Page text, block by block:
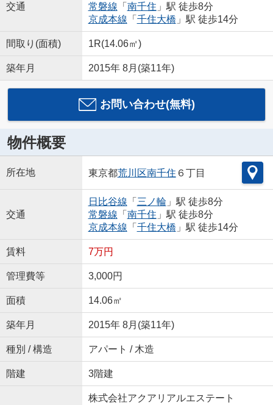
交通
常磐線 「 南千住 」駅 徒歩8分
京成本線 「 千住大橋 」駅 徒歩14分
間取り(面積) 1R(14.06㎡)
築年月 2015年 8月(築11年)
お問い合わせ(無料)
物件概要
所在地 東京都荒川区南千住 ６丁目
交通
日比谷線 「 三ノ輪」駅 徒歩8分
常磐線 「 南千住 」駅 徒歩8分
京成本線 「 千住大橋 」駅 徒歩14分
賃料 7万円
管理費等 3,000円
面積 14.06㎡
築年月 2015年 8月(築11年)
種別 / 構造 アパート / 木造
階建 3階建
株式会社アクアリアルエステート